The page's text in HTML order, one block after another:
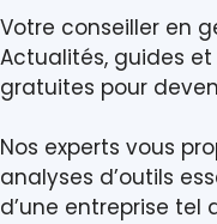
Votre conseiller en
Actualités, guides et
gratuites pour
Nos experts vous
analyses d’outils
d’une entreprise tel